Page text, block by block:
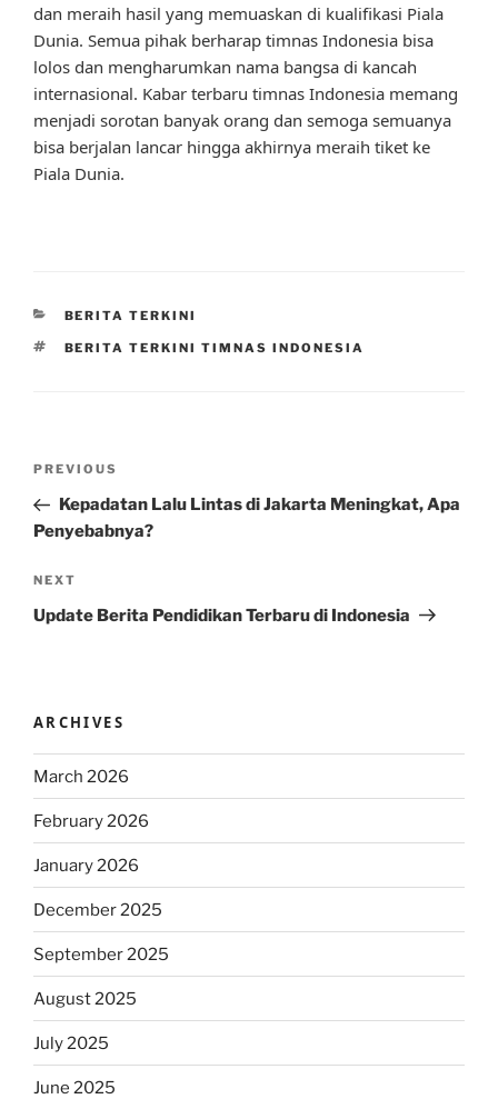
dan meraih hasil yang memuaskan di kualifikasi Piala
Dunia. Semua pihak berharap timnas Indonesia bisa
lolos dan mengharumkan nama bangsa di kancah
internasional. Kabar terbaru timnas Indonesia memang
menjadi sorotan banyak orang dan semoga semuanya
bisa berjalan lancar hingga akhirnya meraih tiket ke
Piala Dunia.
CATEGORIES
BERITA TERKINI
TAGS
BERITA TERKINI TIMNAS INDONESIA
Previous
Post
PREVIOUS
Kepadatan Lalu Lintas di Jakarta Meningkat, Apa
Penyebabnya?
Next
Post
NEXT
Update Berita Pendidikan Terbaru di Indonesia
ARCHIVES
March 2026
February 2026
January 2026
December 2025
September 2025
August 2025
July 2025
June 2025